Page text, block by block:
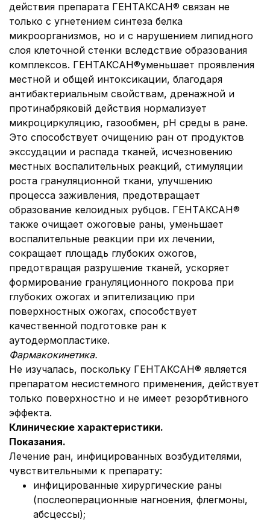
действия препарата ГЕНТАКСАН® связан не
только с угнетением синтеза белка
микроорганизмов, но и с нарушением липидного
слоя клеточной стенки вследствие образования
комплексов. ГЕНТАКСАН®уменьшает проявления
местной и общей интоксикации, благодаря
антибактериальным свойствам, дренажной и
протинабряковій действия нормализует
микроциркуляцию, газообмен, рН среды в ране.
Это способствует очищению ран от продуктов
экссудации и распада тканей, исчезновению
местных воспалительных реакций, стимуляции
роста грануляционной ткани, улучшению
процесса заживления, предотвращает
образование келоидных рубцов. ГЕНТАКСАН®
также очищает ожоговые раны, уменьшает
воспалительные реакции при их лечении,
сокращает площадь глубоких ожогов,
предотвращая разрушение тканей, ускоряет
формирование грануляционного покрова при
глубоких ожогах и эпителизацию при
поверхностных ожогах, способствует
качественной подготовке ран к
аутодермопластике.
Фармакокинетика.
Не изучалась, поскольку ГЕНТАКСАН® является
препаратом несистемного применения, действует
только поверхностно и не имеет резорбтивного
эффекта.
Клинические характеристики.
Показания.
Лечение ран, инфицированных возбудителями,
чувствительными к препарату:
инфицированные хирургические раны
(послеоперационные нагноения, флегмоны,
абсцессы);